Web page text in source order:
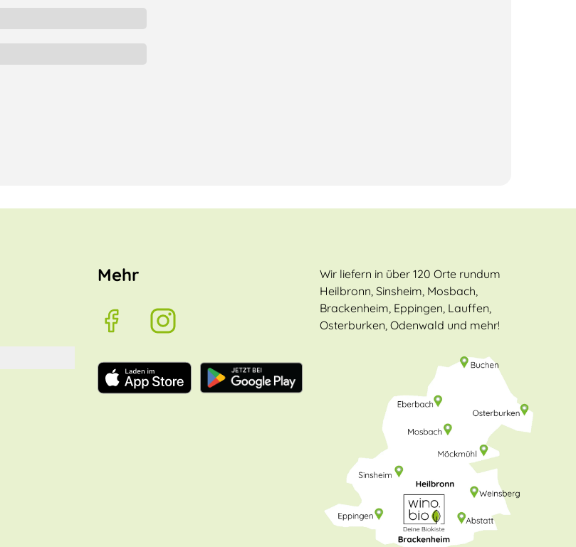
Mehr
Wir liefern in über 120 Orte rundum
Heilbronn, Sinsheim, Mosbach,
Brackenheim, Eppingen, Lauffen,
Osterburken, Odenwald und mehr!